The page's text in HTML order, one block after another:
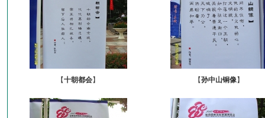
【十朝都会】 【孙中山铜像】